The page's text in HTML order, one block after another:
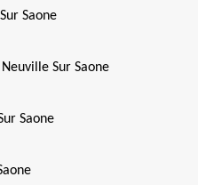
Saone
Sur Saone
Saone